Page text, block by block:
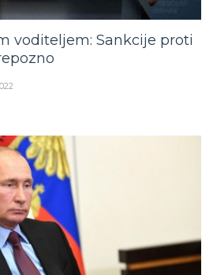
voditeljem: Sankcije proti